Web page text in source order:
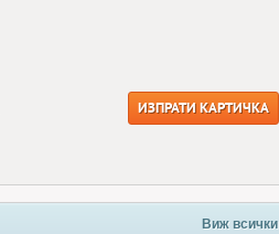
ИЗПРАТИ КАРТИЧКА
Виж всички